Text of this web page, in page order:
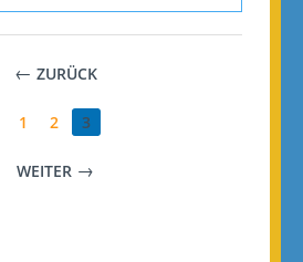
ZURÜCK
1 2 3
WEITER